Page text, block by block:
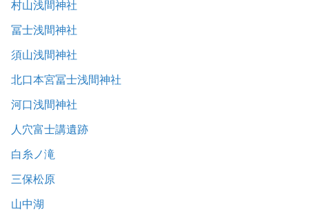
村山浅間神社
冨士浅間神社
須山浅間神社
北口本宮冨士浅間神社
河口浅間神社
人穴富士講遺跡
白糸ノ滝
三保松原
山中湖